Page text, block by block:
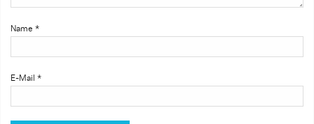
Name *
E-Mail *